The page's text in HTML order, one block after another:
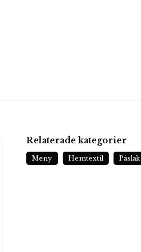
Relaterade kategorier
Meny Hemtextil